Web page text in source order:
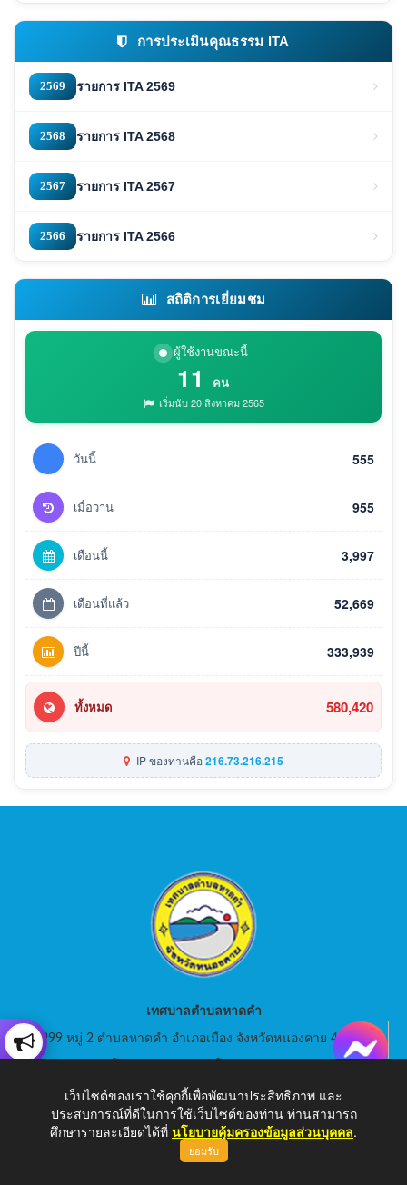
การประเมินคุณธรรม ITA
2569 รายการ ITA 2569
2568 รายการ ITA 2568
2567 รายการ ITA 2567
2566 รายการ ITA 2566
สถิติการเยี่ยมชม
ผู้ใช้งานขณะนี้
11 คน
เริ่มนับ 20 สิงหาคม 2565
วันนี้ 555
เมื่อวาน 955
เดือนนี้ 3,997
เดือนที่แล้ว 52,669
ปีนี้ 333,939
ทั้งหมด 580,420
IP ของท่านคือ216.73.216.215
เทศบาลตำบลหาดคำ
999 หมู่ 2 ตำบลหาดคำ อำเภอเมือง จังหวัดหนองคาย 43000
E-Mail: saraban_05430105@dla.go.th
เว็บไซต์ของเราใช้คุกกี้เพื่อพัฒนาประสิทธิภาพ และ
ประสบการณ์ที่ดีในการใช้เว็บไซต์ของท่าน ท่านสามารถ
ศึกษารายละเอียดได้ที่ นโยบายคุ้มครองข้อมูลส่วนบุคคล.
ยอมรับ